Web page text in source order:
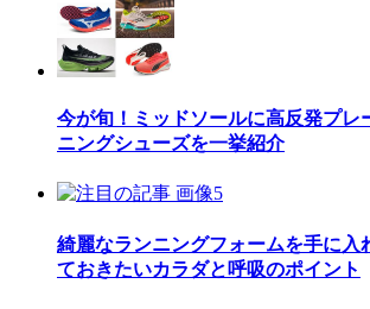
今が旬！ミッドソールに高反発プレ
ニングシューズを一挙紹介
綺麗なランニングフォームを手に入
ておきたいカラダと呼吸のポイント